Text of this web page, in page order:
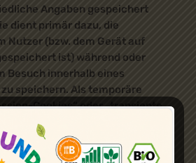
Angaben gespeichert
dient primär dazu, die
Nutzer (bzw. dem Gerät auf
ist) während oder
Besuch innerhalb eines
speichern. Als temporäre
Cookies“ oder „transiente
Cookies bezeichnet, die
ein Nutzer ein
und seinen Browser